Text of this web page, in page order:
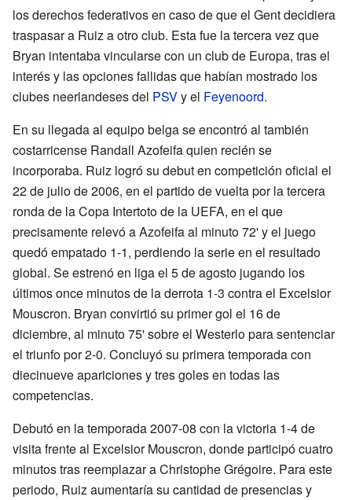
los derechos federativos en caso de que el Gent decidiera
traspasar a Ruiz a otro club. Esta fue la tercera vez que
Bryan intentaba vincularse con un club de Europa, tras el
interés y las opciones fallidas que habían mostrado los
clubes neerlandeses del PSVy el Feyenoord.
En su llegada al equipo belga se encontró al también
costarricense Randall Azofeifa quien recién se
incorporaba. Ruiz logró su debut en competición oficial el
22 de julio de 2006, en el partido de vuelta por la tercera
ronda de la Copa Intertoto de la UEFA, en el que
precisamente relevó a Azofeifa al minuto 72' y el juego
quedó empatado 1-1, perdiendo la serie en el resultado
global. Se estrenó en liga el 5 de agosto jugando los
últimos once minutos de la derrota 1-3 contra el Excelsior
Mouscron. Bryan convirtió su primer gol el 16 de
diciembre, al minuto 75' sobre el Westerlo para sentenciar
el triunfo por 2-0. Concluyó su primera temporada con
diecinueve apariciones y tres goles en todas las
competencias.
Debutó en la temporada 2007-08 con la victoria 1-4 de
visita frente al Excelsior Mouscron, donde participó cuatro
minutos tras reemplazar a Christophe Grégoire. Para este
periodo, Ruiz aumentaría su cantidad de presencias y